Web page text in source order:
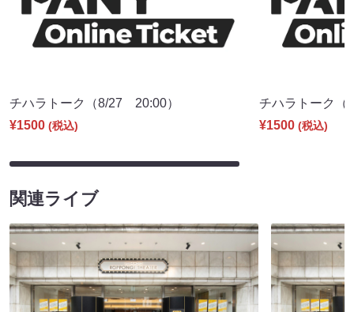
チハラトーク（8/27 20:00）
¥1500 (税込)
チハラトーク
¥1500 (税込)
関連ライブ